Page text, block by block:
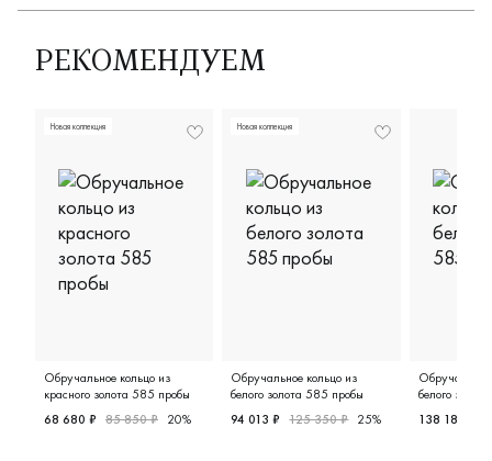
РЕКОМЕНДУЕМ
Новая коллекция
Обручальное кольцо из
красного золота 585 пробы
68 680 ₽ 85 850 ₽ 20%
Новая коллекция
Обручальное кольцо из
белого золота 585 пробы
94 013 ₽ 125 350 ₽ 25%
белого
138 184 ₽